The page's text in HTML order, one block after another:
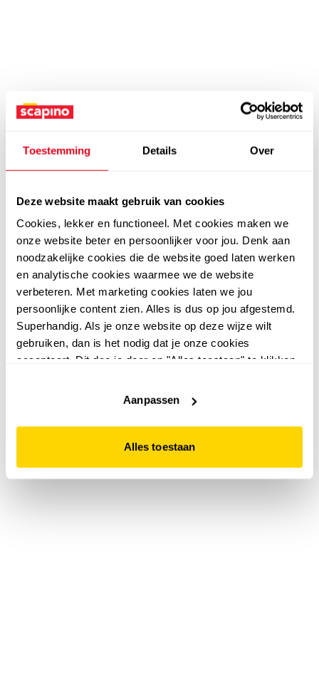
Toestemming Details Over
Deze website maakt gebruik van cookies
Cookies, lekker en functioneel. Met cookies maken we
onze website beter en persoonlijker voor jou. Denk aan
noodzakelijke cookies die de website goed laten werken
en analytische cookies waarmee we de website
verbeteren. Met marketing cookies laten we jou
persoonlijke content zien. Alles is dus op jou afgestemd.
Superhandig. Als je onze website op deze wijze wilt
gebruiken, dan is het nodig dat je onze cookies
accepteert. Dit doe je door op "Alles toestaan" te klikken.
website niet optimaal functioneert.
Aanpassen
Alles toestaan